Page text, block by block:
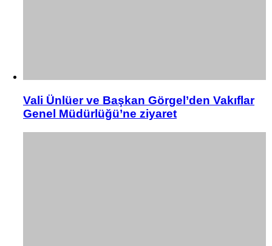
Vali Ünlüer ve Başkan Görgel’den Vakıflar
Genel Müdürlüğü’ne ziyaret